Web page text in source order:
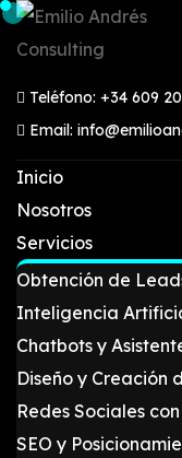
Teléfono: +34 609
Email:
Inicio
Nosotros
Servicios
Obtención de
Inteligencia
Chatbots y
Diseño y Creación
Redes Sociales
SEO y